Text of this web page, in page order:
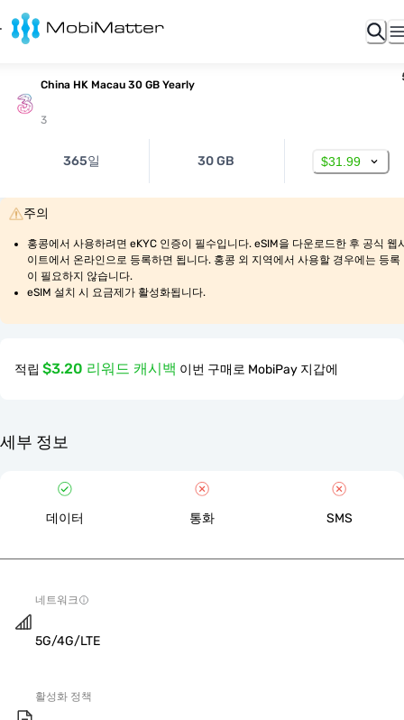
China HK Macau 30 GB Yearly
3
365일 30 GB $31.99
주의
홍콩에서 사용하려면 eKYC 인증이 필수입니다. eSIM을 다운로드한 후 공식 웹
이트에서 온라인으로 등록하면 됩니다. 홍콩 외 지역에서 사용할 경우에는 등록
이 필요하지 않습니다.
eSIM 설치 시 요금제가 활성화됩니다.
적립 $3.20 리워드 캐시백 이번 구매로 MobiPay 지갑에
세부 정보
데이터 통화 SMS
네트워크
5G/4G/LTE
활성화 정책